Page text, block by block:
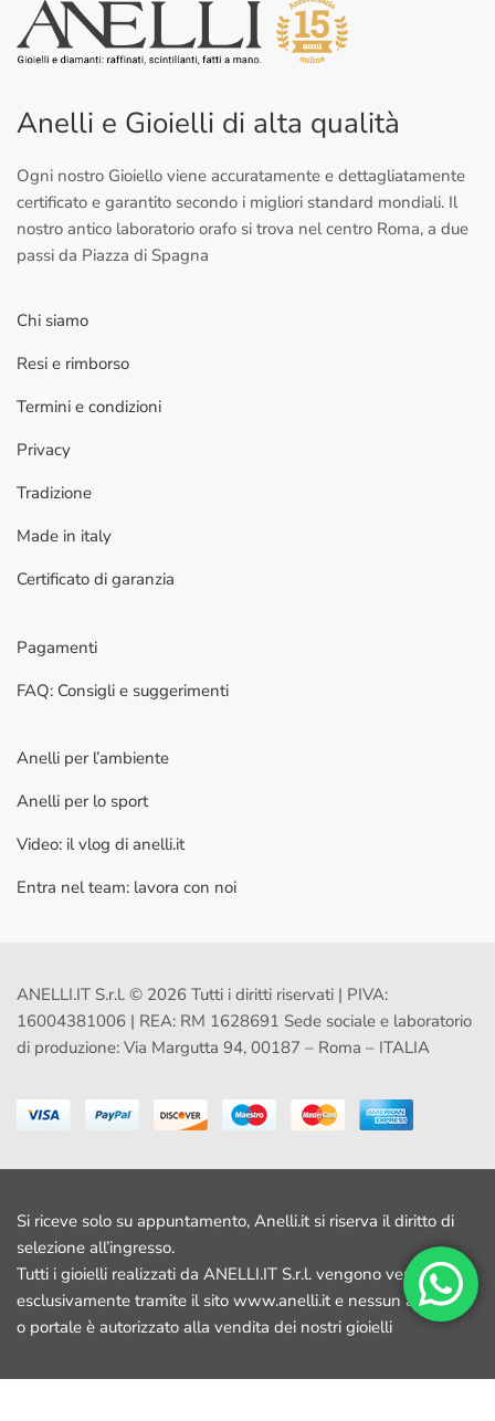
Anelli e Gioielli di alta qualità
Ogni nostro Gioiello viene accuratamente e dettagliatamente
certificato e garantito secondo i migliori standard mondiali. Il
nostro antico laboratorio orafo si trova nel centro Roma, a due
passi da Piazza di Spagna
Chi siamo
Resi e rimborso
Termini e condizioni
Privacy
Tradizione
Made in italy
Certificato di garanzia
Pagamenti
FAQ: Consigli e suggerimenti
Anelli per l’ambiente
Anelli per lo sport
Video: il vlog di anelli.it
Entra nel team: lavora con noi
ANELLI.IT S.r.l. © 2026 Tutti i diritti riservati | PIVA:
16004381006 | REA: RM 1628691 Sede sociale e laboratorio
di produzione: Via Margutta 94, 00187 – Roma – ITALIA
Si riceve solo su appuntamento, Anelli.it si riserva il diritto di
selezione all’ingresso.
Tutti i gioielli realizzati da ANELLI.IT S.r.l. vengono venduti
esclusivamente tramite il sito www.anelli.it e nessun altro sito
o portale è autorizzato alla vendita dei nostri gioielli